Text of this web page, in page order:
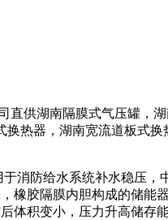
直供湖南隔膜式气压罐，
换热器，湖南宽流道板式
消防给水系统补水稳压，
橡胶隔膜内胆构成的储能
体积变小，压力升高储存